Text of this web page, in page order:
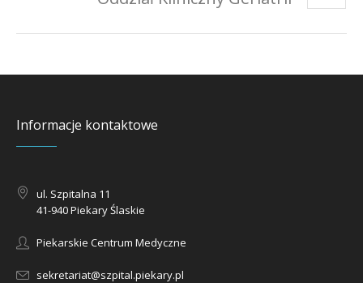
Informacje kontaktowe
ul. Szpitalna 11
41-940 Piekary Ślaskie
Piekarskie Centrum Medyczne
sekretariat@szpital.piekary.pl